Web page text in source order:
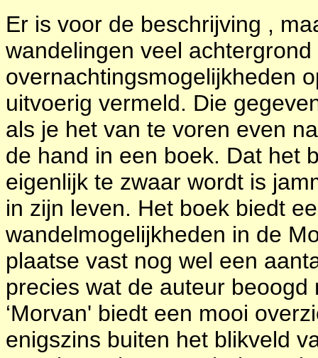
Er is voor de beschrijving ,
wandelingen veel
overnachtingsmogelijkheden
uitvoerig vermeld. Die
als je het van te voren even
de hand in een boek. Dat het
eigenlijk te zwaar wordt is
in zijn leven. Het boek biedt
wandelmogelijkheden in de
plaatse vast nog wel een
precies wat de auteur
‘Morvan' biedt een mooi
enigszins buiten het blikveld